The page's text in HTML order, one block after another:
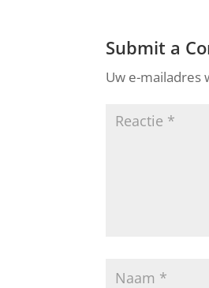
Submit a
Uw e-mailadres